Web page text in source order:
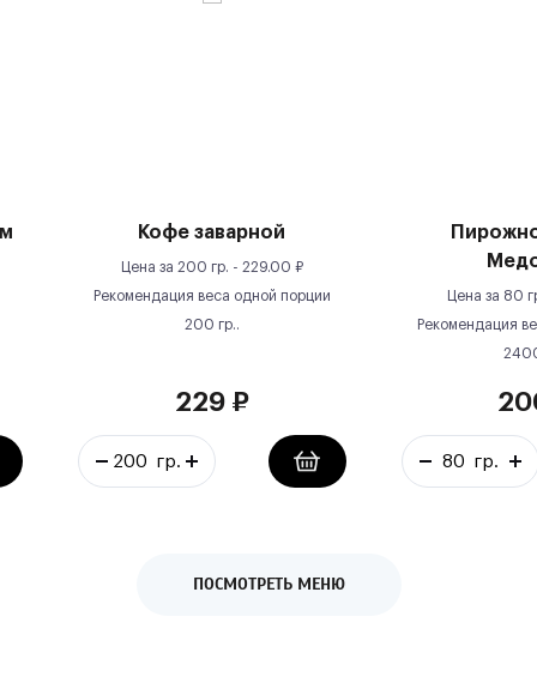
Кофе заварной
Цена за 200 гр. - 229.00 ₽
Рекомендация веса одной порции
200 гр..
229₽
Цена за 80
Рекомендация
ПОСМОТРЕТЬ МЕНЮ